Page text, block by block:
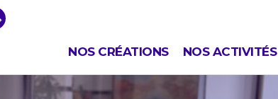
NOS CRÉATIONS NOS ACTIVITÉS